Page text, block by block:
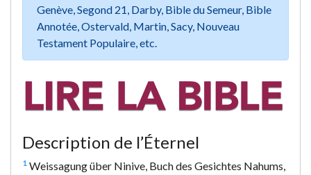
Genève, Segond 21, Darby, Bible du Semeur, Bible
Annotée, Ostervald, Martin, Sacy, Nouveau
Testament Populaire, etc.
Description de l’Éternel
1 Weissagung über Ninive, Buch des Gesichtes Nahums,